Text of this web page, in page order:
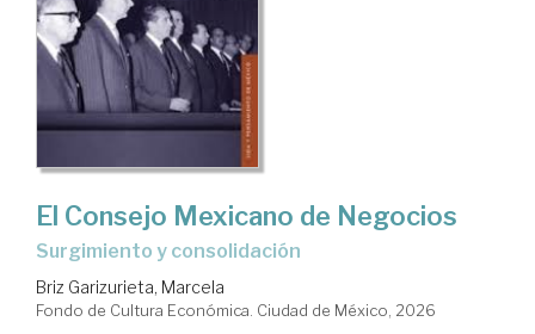
El Consejo Mexicano de Negocios
Surgimiento y consolidación
Briz Garizurieta, Marcela
Fondo de Cultura Económica. Ciudad de México, 2026